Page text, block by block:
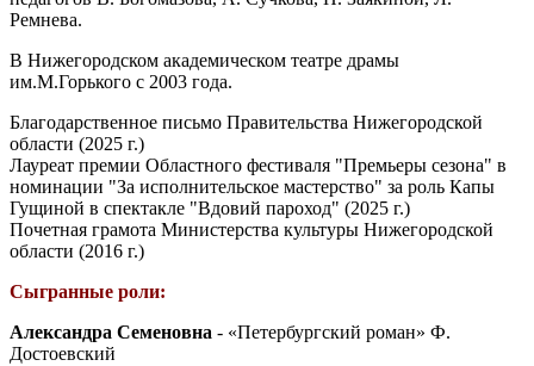
Ремнева.
В Нижегородском академическом театре драмы
им.М.Горького с 2003 года.
Благодарственное письмо Правительства Нижегородской
области (2025 г.)
Лауреат премии Областного фестиваля "Премьеры сезона" в
номинации "За исполнительское мастерство" за роль Капы
Гущиной в спектакле "Вдовий пароход" (2025 г.)
Почетная грамота Министерства культуры Нижегородской
области (2016 г.)
Сыгранные роли:
Александра Семеновна - «Петербургский роман» Ф.
Достоевский